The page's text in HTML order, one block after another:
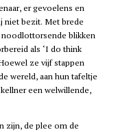
er gevoelens en
niet bezit. Met brede
blikken
als ‘I do think
ze vijf stappen
wereld, aan hun tafeltje
een welwillende,
zijn, de plee om de